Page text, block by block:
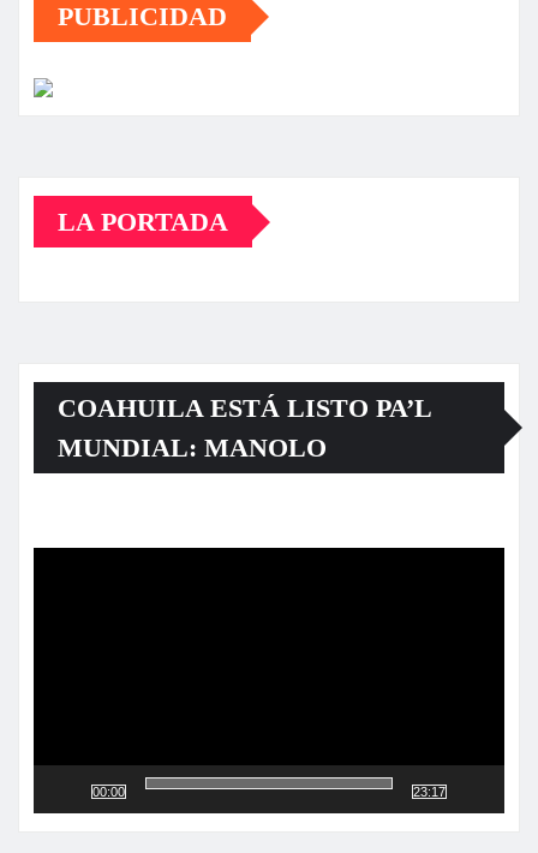
PUBLICIDAD
LA PORTADA
COAHUILA ESTÁ LISTO PA’L
MUNDIAL: MANOLO
00:00 23:17